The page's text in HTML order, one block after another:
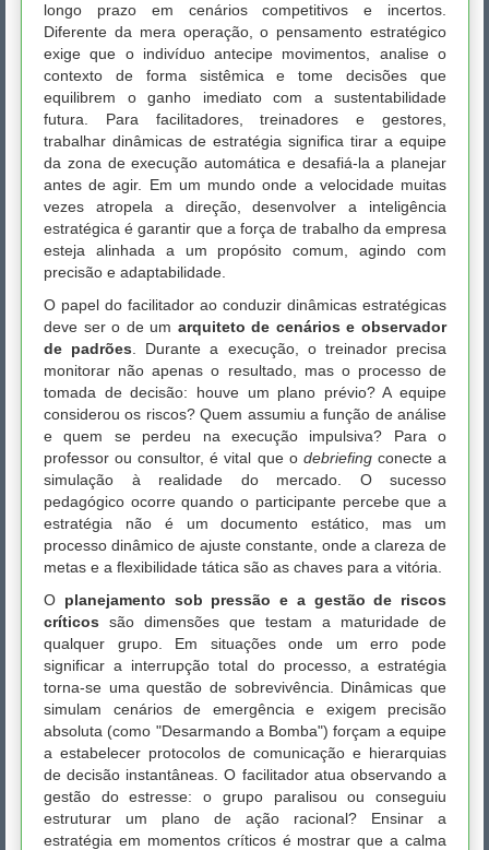
longo prazo em cenários competitivos e incertos.
Diferente da mera operação, o pensamento estratégico
exige que o indivíduo antecipe movimentos, analise o
contexto de forma sistêmica e tome decisões que
equilibrem o ganho imediato com a sustentabilidade
futura. Para facilitadores, treinadores e gestores,
trabalhar dinâmicas de estratégia significa tirar a equipe
da zona de execução automática e desafiá-la a planejar
antes de agir. Em um mundo onde a velocidade muitas
vezes atropela a direção, desenvolver a inteligência
estratégica é garantir que a força de trabalho da empresa
esteja alinhada a um propósito comum, agindo com
precisão e adaptabilidade.
O papel do facilitador ao conduzir dinâmicas estratégicas
deve ser o de um arquiteto de cenários e observador
de padrões . Durante a execução, o treinador precisa
monitorar não apenas o resultado, mas o processo de
tomada de decisão: houve um plano prévio? A equipe
considerou os riscos? Quem assumiu a função de análise
e quem se perdeu na execução impulsiva? Para o
professor ou consultor, é vital que o debriefingconecte a
simulação à realidade do mercado. O sucesso
pedagógico ocorre quando o participante percebe que a
estratégia não é um documento estático, mas um
processo dinâmico de ajuste constante, onde a clareza de
metas e a flexibilidade tática são as chaves para a vitória.
O planejamento sob pressão e a gestão de riscos
críticos são dimensões que testam a maturidade de
qualquer grupo. Em situações onde um erro pode
significar a interrupção total do processo, a estratégia
torna-se uma questão de sobrevivência. Dinâmicas que
simulam cenários de emergência e exigem precisão
absoluta (como "Desarmando a Bomba") forçam a equipe
a estabelecer protocolos de comunicação e hierarquias
de decisão instantâneas. O facilitador atua observando a
gestão do estresse: o grupo paralisou ou conseguiu
estruturar um plano de ação racional? Ensinar a
estratégia em momentos críticos é mostrar que a calma